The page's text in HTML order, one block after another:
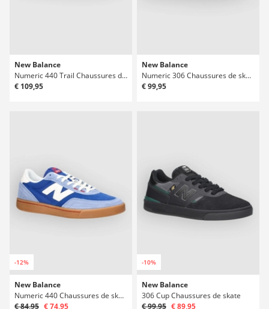
New Balance
Numeric 440 Trail Chaussures de skate
€ 109,95
New Balance
Numeric 306 Chaussures de skate
€ 99,95
-12%
New Balance
Numeric 440 Chaussures de skate
€ 84,95 € 74,95
-10%
New Balance
306 Cup Chaussures de skate
€ 99,95 € 89,95